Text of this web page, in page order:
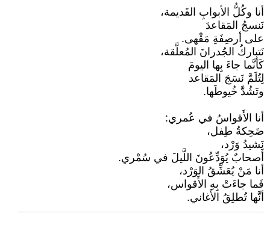
أنا وكُلُّ الأبوابِ القَديمة،
نَنسجُ المَقاعدَ
على أرصِفَةِ مَقْهى.
نَتباركُ الجُدرانَ المُعلَّقة،
كَأنَّما جاءَ بِها اليومَ
لِتُلَمَّ نَسَجَ المَقاعد
وتَشُدَّ خُيوطَها.
أنا الأَقواسُ في عُمري:
ضَحِكةُ طِفل،
نَشيدُ وَرْد،
أَصحابٌ يُوَدِّعُونَ اللَّيلَ في سُمْري.
أنا مَنْ يُعَشِّقُ الوَرْد،
فَما جاءَتْ بِهِ الأَقواس،
أنَّها تُطلِقُ الأَغاني.